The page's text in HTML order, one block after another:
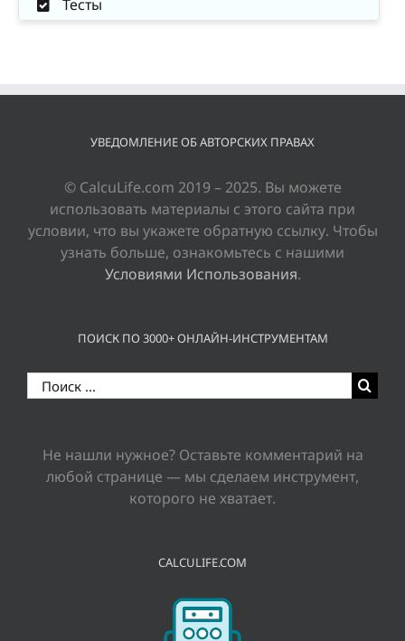
Тесты
УВЕДОМЛЕНИЕ ОБ АВТОРСКИХ ПРАВАХ
© CalcuLife.com 2019 – 2025. Вы можете
использовать материалы с этого сайта при
условии, что вы укажете обратную ссылку. Чтобы
узнать больше, ознакомьтесь с нашими
Условиями Использования.
ПОИСК ПО 3000+ ОНЛАЙН-ИНСТРУМЕНТАМ
Результат
поиска:
Не нашли нужное? Оставьте комментарий на
любой странице — мы сделаем инструмент,
которого не хватает.
CALCULIFE.COM